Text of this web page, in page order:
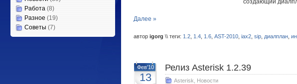
Работа (8)
Разное (19)
Советы (7)
создающий
Далее »
автор igorg \\ теги: 1.2 1.4 1.6 AST-2010 iax2 sip диалплан
Фев'10
13
Релиз Asterisk 1.2.39
Asterisk Новости